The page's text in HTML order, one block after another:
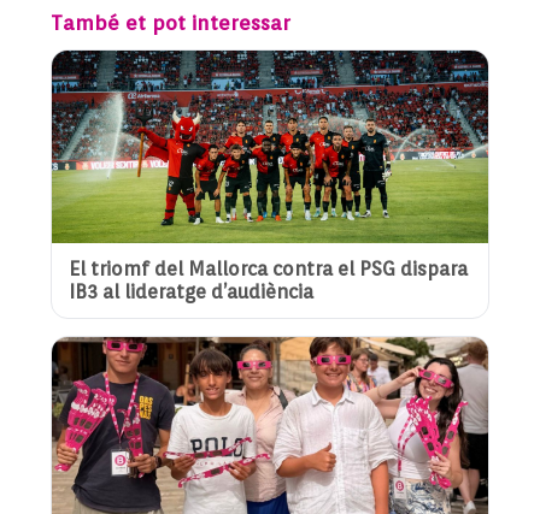
També et pot interessar
El triomf del Mallorca contra el PSG dispara
IB3 al lideratge d’audiència